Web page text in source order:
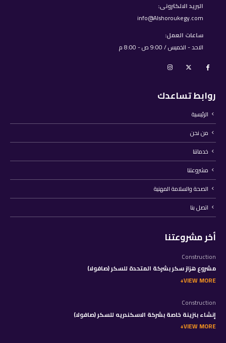
البريد الالكترونى:
info@Alshoroukegy.com
ساعات العمل:
الاحد - الخميس / 9:00 ص - 8:00 م
روابط تساعدك
الرئيسية
من نحن
خدماتنا
مشروعتنا
الصحة والسلامة المهنية
اتصل بنا
أخر مشروعتنا
Construction
مشروع هزاز سكر بشركة المتحدة للسكر (صافولا)
VIEW MORE
Construction
إنشاء بنزينة خاصة بشركة الاسكندريه للسكر (صافولا)
VIEW MORE